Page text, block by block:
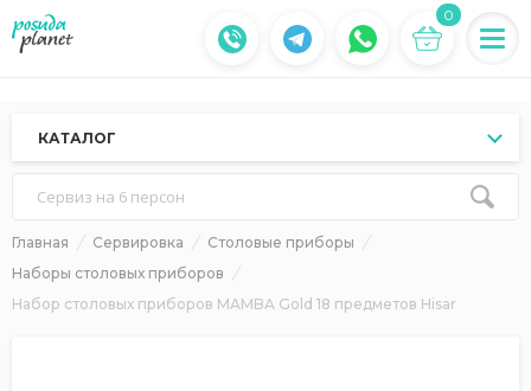
0
КАТАЛОГ
Сервиз на 6 персон
Главная Сервировка
Столовые приборы
Наборы столовых приборов
Набор столовых приборов MAMBA Gold 18 предметов Hisar